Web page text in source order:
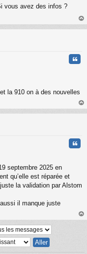
vous avez des infos ?
au
la 910 on à des nouvelles
au
septembre 2025 en
qu’elle est réparée et
la validation par Alstom
il manque juste
au